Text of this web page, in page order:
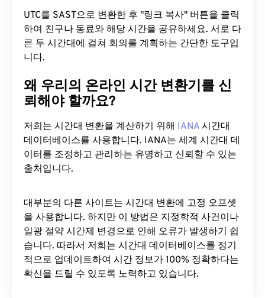
UTC를 SAST으로 변환한 후 "링크 복사" 버튼을 클릭
하여 친구나 동료와 해당 시간을 공유하세요. 서로 다
른 두 시간대에 걸쳐 회의를 계획하는 간단한 도구입
니다.
왜 우리의 온라인 시간 변환기를 신
뢰해야 할까요?
저희는 시간대 변환을 계산하기 위해 IANA 시간대
데이터베이스를 사용합니다. IANA는 세계 시간대 데
이터를 조정하고 관리하는 유명하고 신뢰할 수 있는
출처입니다.
대부분의 다른 사이트는 시간대 변환에 ​​고정 오프셋
을 사용합니다. 하지만 이 방법은 지정학적 사건이나
일광 절약 시간제 변경으로 인해 오류가 발생하기 쉽
습니다. 따라서 저희는 시간대 데이터베이스를 정기
적으로 업데이트하여 시간 정보가 100% 정확하다는
확신을 드릴 수 있도록 노력하고 있습니다.